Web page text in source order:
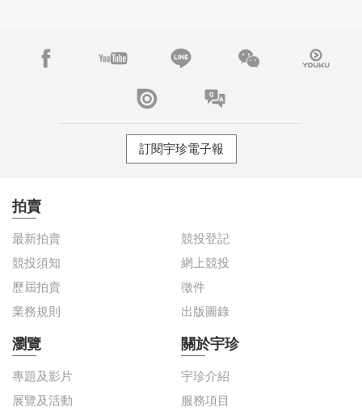
訂閱宇珍電子報
拍賣
最新拍賣
競投登記
競投須知
網上競投
歷屆拍賣
徵件
業務規則
出版圖錄
瀏覽
專題及影片
展覽及活動
關於宇珍
宇珍介紹
服務項目